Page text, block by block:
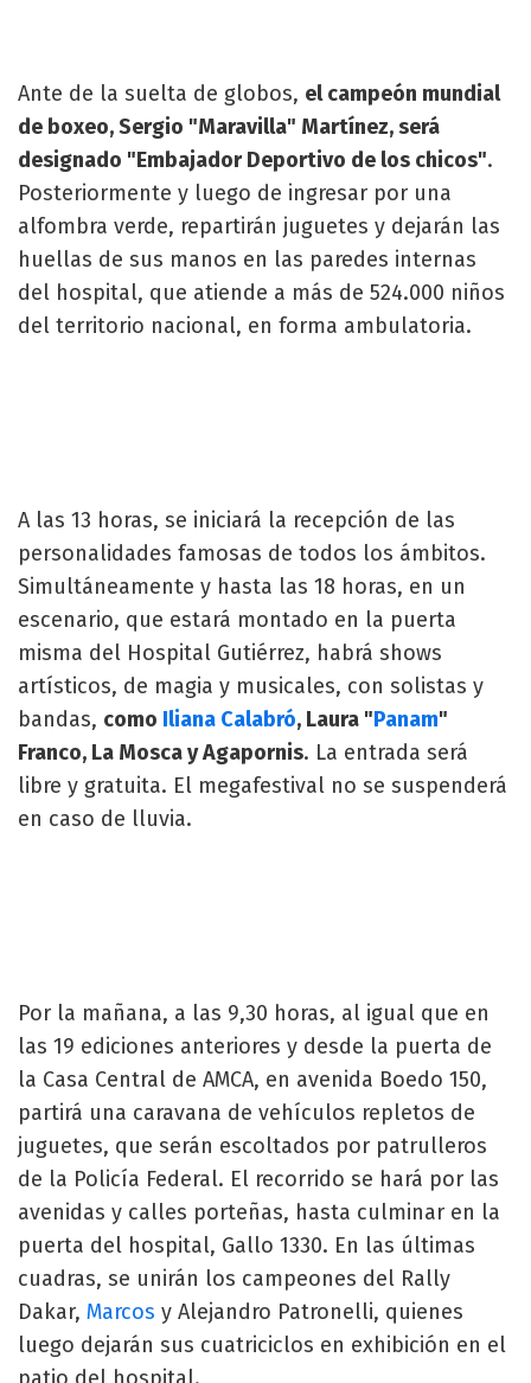
Ante de la suelta de globos, el campeón mundial
de boxeo, Sergio "Maravilla" Martínez, será
designado "Embajador Deportivo de los chicos".
Posteriormente y luego de ingresar por una
alfombra verde, repartirán juguetes y dejarán las
huellas de sus manos en las paredes internas
del hospital, que atiende a más de 524.000 niños
del territorio nacional, en forma ambulatoria.
A las 13 horas, se iniciará la recepción de las
personalidades famosas de todos los ámbitos.
Simultáneamente y hasta las 18 horas, en un
escenario, que estará montado en la puerta
misma del Hospital Gutiérrez, habrá shows
artísticos, de magia y musicales, con solistas y
bandas, como Iliana Calabró, Laura "Panam"
Franco, La Mosca y Agapornis. La entrada será
libre y gratuita. El megafestival no se suspenderá
en caso de lluvia.
Por la mañana, a las 9,30 horas, al igual que en
las 19 ediciones anteriores y desde la puerta de
la Casa Central de AMCA, en avenida Boedo 150,
partirá una caravana de vehículos repletos de
juguetes, que serán escoltados por patrulleros
de la Policía Federal. El recorrido se hará por las
avenidas y calles porteñas, hasta culminar en la
puerta del hospital, Gallo 1330. En las últimas
cuadras, se unirán los campeones del Rally
Dakar, Marcos y Alejandro Patronelli, quienes
luego dejarán sus cuatriciclos en exhibición en el